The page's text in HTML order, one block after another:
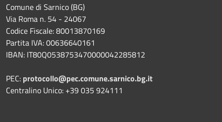
Comune di Sarnico (BG)
Via Roma n. 54 - 24067
Codice Fiscale: 80013870169
Partita IVA: 00636640161
IBAN: IT80Q0538753470000042285812
PEC: protocollo@pec.comune.sarnico.bg.it
Centralino Unico: +39 035 924111